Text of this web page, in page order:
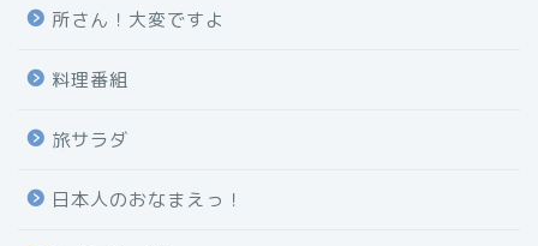
所さん！大変ですよ
料理番組
旅サラダ
日本人のおなまえっ！